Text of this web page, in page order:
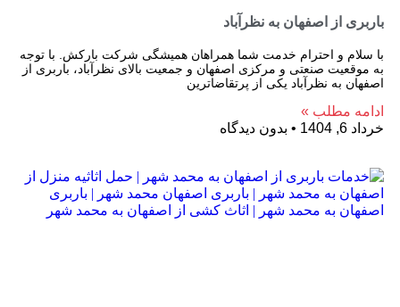
باربری از اصفهان به نظرآباد
با سلام و احترام خدمت شما همراهان همیشگی شرکت بارکش. با توجه
به موقعیت صنعتی و مرکزی اصفهان و جمعیت بالای نظرآباد، باربری از
اصفهان به نظرآباد یکی از پرتقاضاترین
ادامه مطلب »
خرداد 6, 1404
بدون دیدگاه